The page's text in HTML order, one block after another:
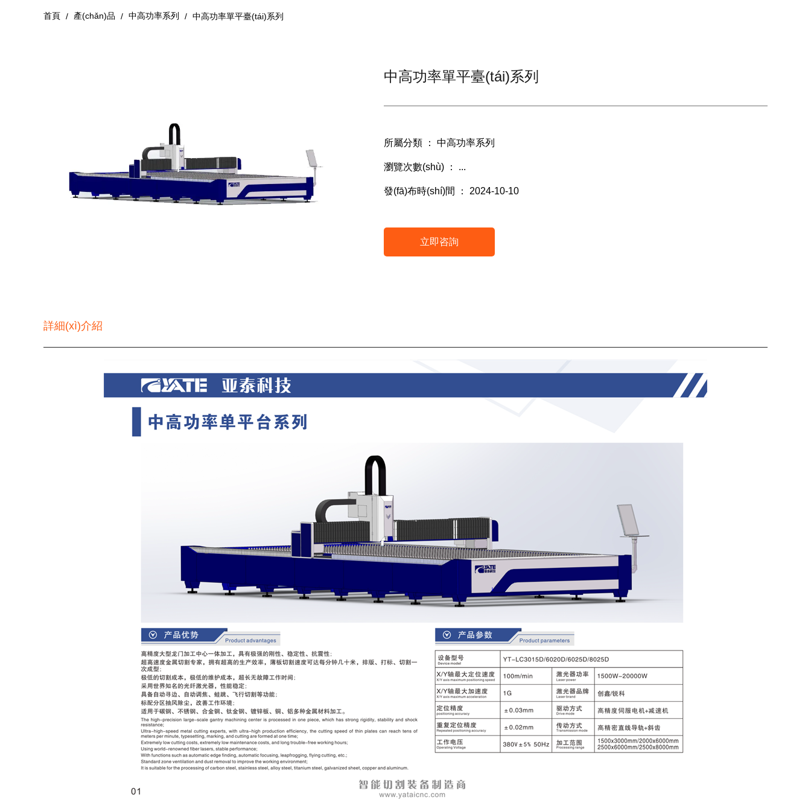
首頁 / 產(chǎn)品 / 中高功率系列 / 中高功率單平臺(tái)系列
中高功率單平臺(tái)系列
所屬分類 ： 中高功率系列
瀏覽次數(shù) ： ...
發(fā)布時(shí)間 ： 2024-10-10
立即咨詢
詳細(xì)介紹